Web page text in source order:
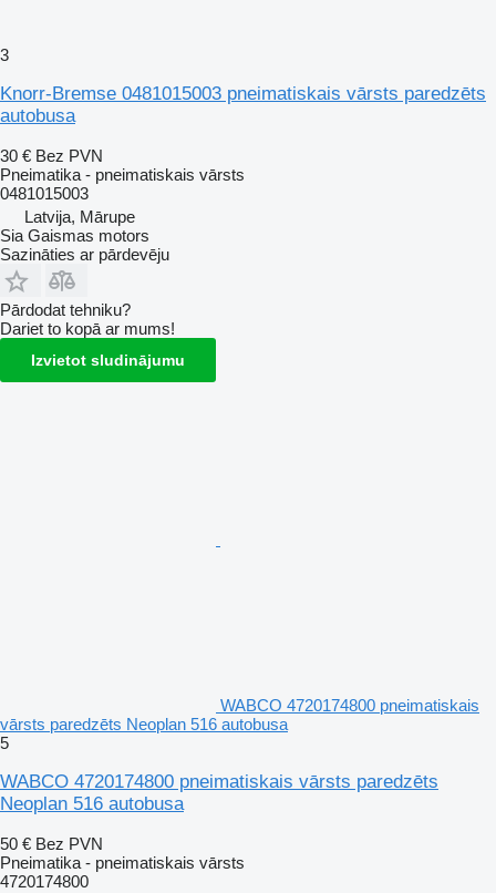
3
Knorr-Bremse 0481015003 pneimatiskais vārsts paredzēts
autobusa
30 € Bez PVN
Pneimatika - pneimatiskais vārsts
0481015003
Latvija, Mārupe
Sia Gaismas motors
Sazināties ar pārdevēju
Pārdodat tehniku?
Dariet to kopā ar mums!
Izvietot sludinājumu
WABCO 4720174800 pneimatiskais
vārsts paredzēts Neoplan 516 autobusa
5
WABCO 4720174800 pneimatiskais vārsts paredzēts
Neoplan 516 autobusa
50 € Bez PVN
Pneimatika - pneimatiskais vārsts
4720174800